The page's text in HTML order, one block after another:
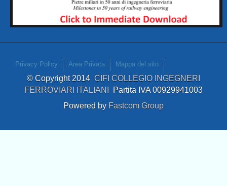
Privacy Policy Area Privata Mappa del sito
© Copyright 2014 CIFI COLLEGIO INGEGNERI
FERROVIARI ITALIANI
Partita IVA 00929941003
Powered by Fastcom Group